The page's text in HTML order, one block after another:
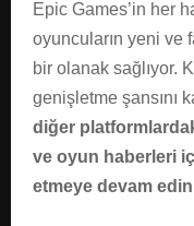
Epic Games’in her
oyuncuların yeni ve
bir olanak sağlıyor.
genişletme şansını
diğer
ve oyun haberleri
etmeye devam